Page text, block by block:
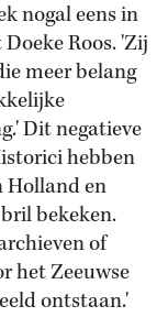
nogal eens in
Roos. 'Zij
meer belang
Dit negatieve
hebben
Holland en
bekeken.
of
het Zeeuwse
ontstaan.'